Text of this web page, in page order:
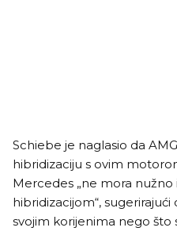
Schiebe je naglasio da
hibridizaciju s ovim
Mercedes „ne mora nužno
hibridizacijom“,
svojim korijenima nego što